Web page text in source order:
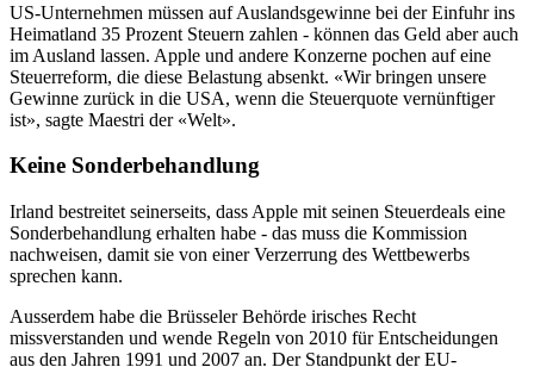
US-Unternehmen müssen auf Auslandsgewinne bei der Einfuhr ins
Heimatland 35 Prozent Steuern zahlen - können das Geld aber auch
im Ausland lassen. Apple und andere Konzerne pochen auf eine
Steuerreform, die diese Belastung absenkt. «Wir bringen unsere
Gewinne zurück in die USA, wenn die Steuerquote vernünftiger
ist», sagte Maestri der «Welt».
Keine Sonderbehandlung
Irland bestreitet seinerseits, dass Apple mit seinen Steuerdeals eine
Sonderbehandlung erhalten habe - das muss die Kommission
nachweisen, damit sie von einer Verzerrung des Wettbewerbs
sprechen kann.
Ausserdem habe die Brüsseler Behörde irisches Recht
missverstanden und wende Regeln von 2010 für Entscheidungen
aus den Jahren 1991 und 2007 an. Der Standpunkt der EU-